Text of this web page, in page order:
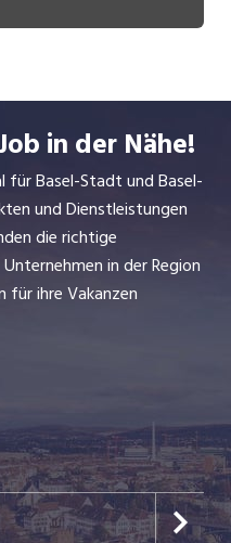
in der Nähe!
für Basel-Stadt und Basel-
und Dienstleistungen
die richtige
in der Region
für ihre Vakanzen